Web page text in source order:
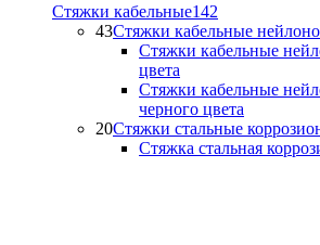
Стяжки кабельные142
43Стяжки кабельные
Стяжки кабельные
цвета
Стяжки кабельные
черного цвета
20Стяжки стальные
Стяжка стальная